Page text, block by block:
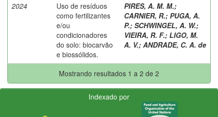
2024
Uso de resíduos
como fertilizantes
e/ou
condicionadores
do solo: biocarvão
e biossólidos.
PIRES, A. M. M.;
CARNIER, R.; PUGA, A.
P.; SCHWINGEL, A. W.;
VIEIRA, R. F.; LIGO, M.
A. V.; ANDRADE, C. A. de
Mostrando resultados 1 a 2 de 2
Indexado por